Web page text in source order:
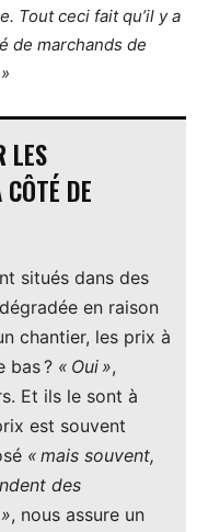
Tout ceci fait qu’il y a
de marchands de
LES
DE
situés dans des
en raison
chantier, les prix à
bas ? « Oui »,
Et ils le sont à
est souvent
« mais souvent,
des
, nous assure un